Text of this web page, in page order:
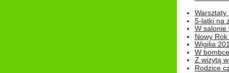
Warsztaty
5-latki na
W salonie
Nowy
Wigilia
W bombce
Z wizytą
Rodzice